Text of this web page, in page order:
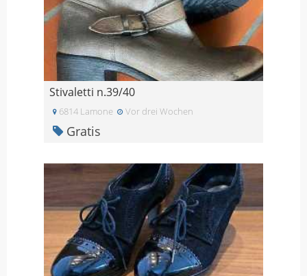
Stivaletti n.39/40
6814 Lamone Vor drei Wochen
Gratis